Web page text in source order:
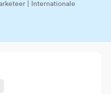
| Internationale